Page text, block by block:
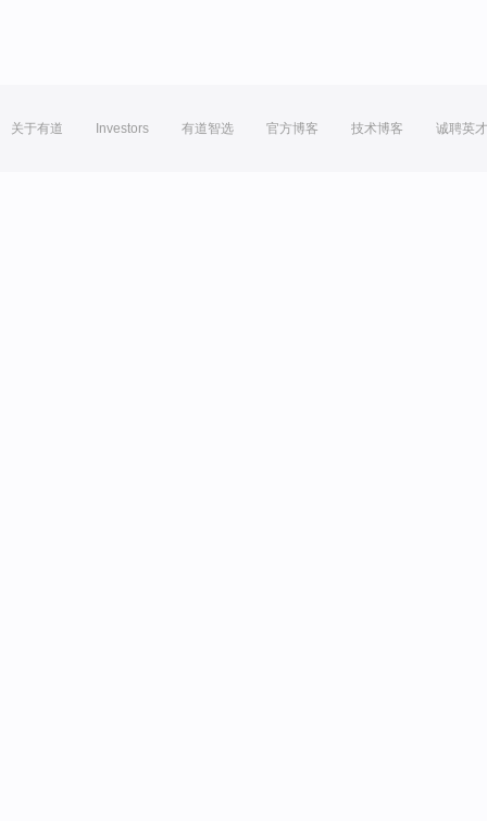
关于有道 Investors 有道智选 官方博客 技术博客 诚聘英才